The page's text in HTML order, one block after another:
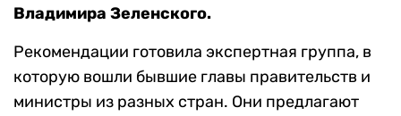
Владимира Зеленского.
Рекомендации готовила экспертная группа, в
которую вошли бывшие главы правительств и
министры из разных стран. Они предлагают